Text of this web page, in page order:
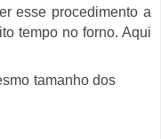
procedimento a
tempo no forno. Aqui
tamanho dos